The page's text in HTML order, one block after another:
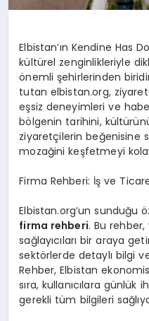
Elbistan’ın Kendine Has
kültürel zenginlikleriyle
önemli şehirlerinden
tutan elbistan.org,
eşsiz deneyimleri ve
bölgenin tarihini,
ziyaretçilerin beğenisine
mozağini keşfetmeyi
Firma Rehberi: İş ve
Elbistan.org’un sunduğu
firma rehberi. Bu
sağlayıcıları bir araya
sektörlerde detaylı bilgi
Rehber, Elbistan
sıra, kullanıcılara günlük
gerekli tüm bilgileri